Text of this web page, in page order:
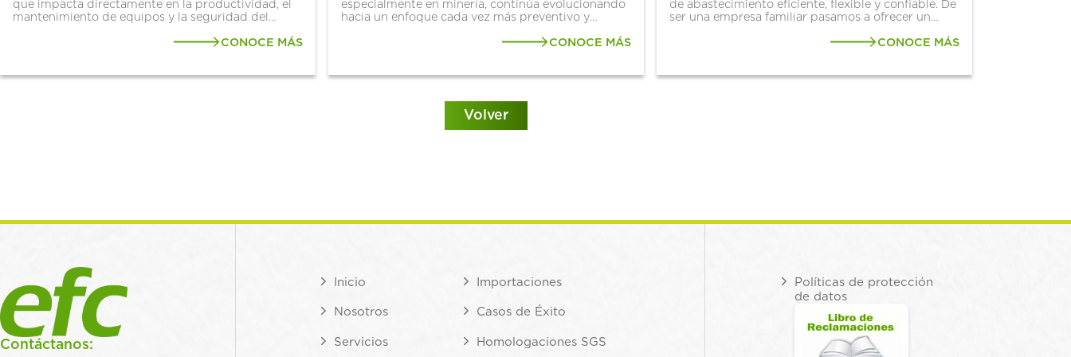
que impacta directamente en la productividad, el
mantenimiento de equipos y la seguridad del
soluciones confiables como los pañosCONOCE MÁS
especialmente en minería, continúa evolucionando
hacia un enfoque cada vez más preventivo y
con seguridad, no solo implica el uso de equipos
CONOCE MÁS
de abastecimiento eficiente, flexible y confiable. De
ser una empresa familiar pasamos a ofrecer un
miles de requerimientos diarios con un...CONOCE MÁS
Volver
Contáctanos:
Inicio
Nosotros
Servicios
Importaciones
Casos de Éxito
Homologaciones SGS
Políticas de protección
de datos